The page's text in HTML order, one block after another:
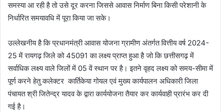
समस्या आ रही है तो उसे दूर करना जिससे आवास निर्माण बिना किसी परेशानी के
निर्धारित समयावधि में पूरा किया जा सके।
उल्लेखनीय है कि प्रधानमंत्री आवास योजना ग्रामीण अंतर्गत वित्तीय वर्ष 2024-
25 में रायगढ़ जिले को 45091 का लक्ष्य प्राप्त हुआ है जो कि छत्तीसगढ़ में
सर्वाधिक लक्ष्य वाले जिलों में 05 वें स्थान पर है। इतने वृहद लक्ष्य को समय-सीमा में
पूर्ण करने हेतु कलेक्टर कार्तिकेया गोयल एवं मुख्य कार्यपालन अधिकारी जिला
पंचायत श्री जितेन्द्र यादव के द्वारा कार्ययोजना तैयार कर कार्यवाही प्रारंभ कर दी
गई है।